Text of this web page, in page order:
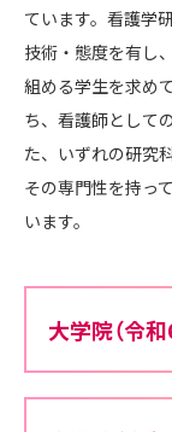
ています。看護学
技術・態度を有し
組める学生を求め
ち、看護師として
た、いずれの研究
その専門性を持っ
います。
大学院（令